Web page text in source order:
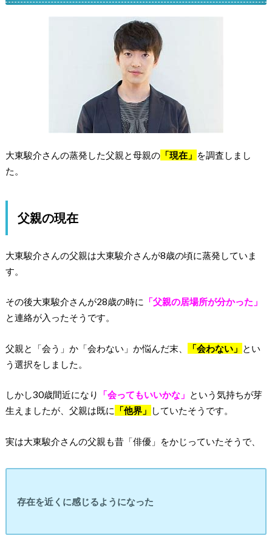
大東駿介さんの蒸発した父親と母親の「現在」 を調査しまし
た。
父親の現在
大東駿介さんの父親は大東駿介さんが8歳の頃に蒸発していま
す。
その後大東駿介さんが28歳の時に
「父親の居場所が分かった」
と連絡が入ったそうです。
父親と「会う」か「会わない」か悩んだ末、 「会わない」 とい
う選択をしました。
しかし30歳間近になり 「会ってもいいかな」 という気持ちが芽
生えましたが、父親は既に
「他界」 していたそうです。
実は大東駿介さんの父親も昔「俳優」をかじっていたそうで、
存在を近くに感じるようになった